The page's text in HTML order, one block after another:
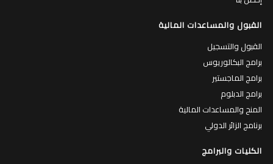
القبول والمساعدات المالية
القبول والتسجيل
برامج البكالوريوس
برامج الماجستير
برامج الدبلوم
المنح والمساعدات المالية
برنامج الزائر الدولي
الكليات والبرامج